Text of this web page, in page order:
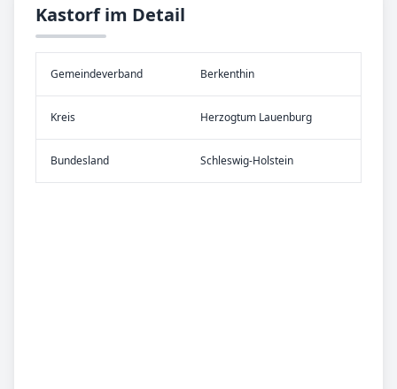
Kastorf im Detail
Gemeinde­verband Berkenthin
Kreis Herzogtum Lauenburg
Bundes­land Schleswig-Holstein